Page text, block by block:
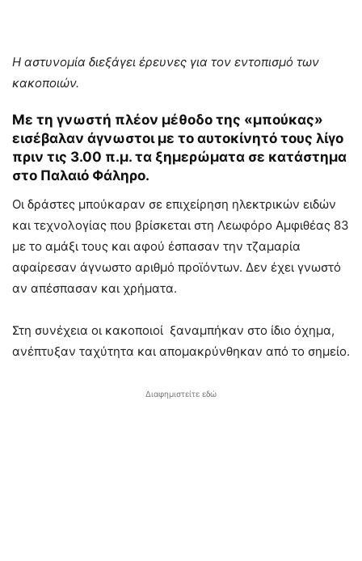
Η αστυνομία διεξάγει έρευνες για τον εντοπισμό των
κακοποιών.
Με τη γνωστή πλέον μέθοδο της «μπούκας»
εισέβαλαν άγνωστοι με το αυτοκίνητό τους λίγο
πριν τις 3.00 π.μ. τα ξημερώματα σε κατάστημα
στο Παλαιό Φάληρο.
Οι δράστες μπούκαραν σε επιχείρηση ηλεκτρικών ειδών
και τεχνολογίας που βρίσκεται στη Λεωφόρο Αμφιθέας 83
με το αμάξι τους και αφού έσπασαν την τζαμαρία
αφαίρεσαν άγνωστο αριθμό προϊόντων. Δεν έχει γνωστό
αν απέσπασαν και χρήματα.
Στη συνέχεια οι κακοποιοί ξαναμπήκαν στο ίδιο όχημα,
ανέπτυξαν ταχύτητα και απομακρύνθηκαν από το σημείο.
Διαφημιστείτε εδώ